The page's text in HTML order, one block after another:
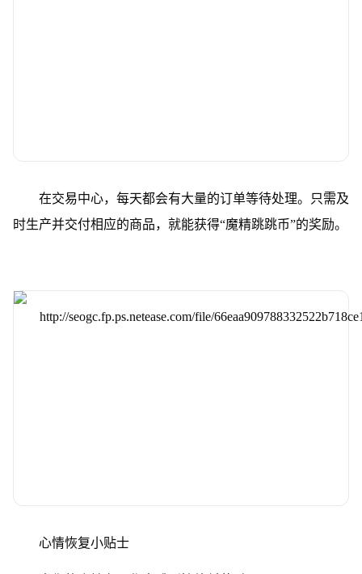
在交易中心，每天都会有大量的订单等待处理。只需及
时生产并交付相应的商品，就能获得“魔精跳跳币”的奖励。
心情恢复小贴士